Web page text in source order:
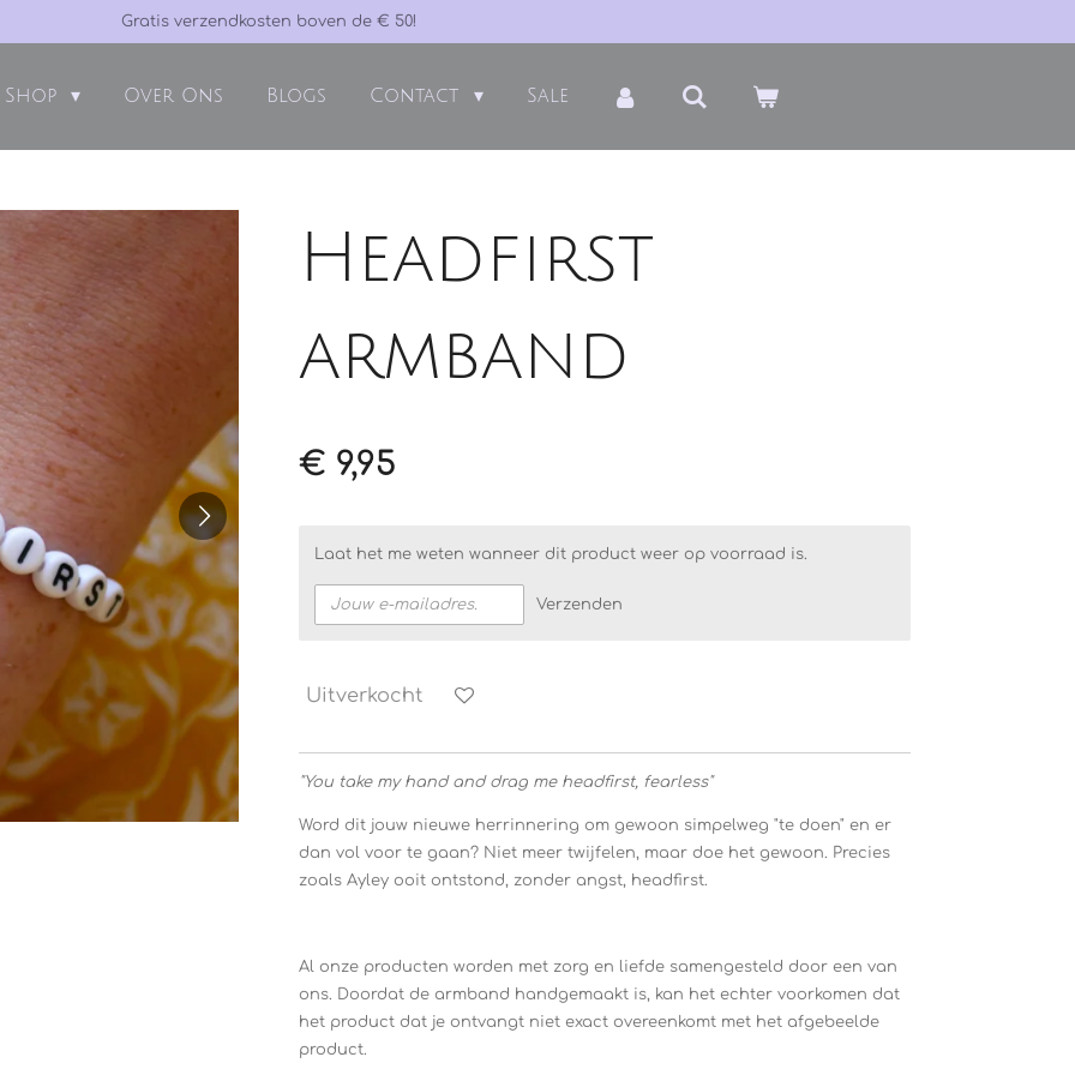
Gratis verzendkosten boven de € 50!
Shop Over Ons Blogs Contact Sale
Headfirst
armband
€ 9,95
Laat het me weten wanneer dit product weer op voorraad is.
Verzenden
Uitverkocht
"You take my hand and drag me headfirst, fearless"
Word dit jouw nieuwe herrinnering om gewoon simpelweg "te doen" en er
dan vol voor te gaan? Niet meer twijfelen, maar doe het gewoon. Precies
zoals Ayley ooit ontstond, zonder angst, headfirst.
Al onze producten worden met zorg en liefde samengesteld door een van
ons. Doordat de armband handgemaakt is, kan het echter voorkomen dat
het product dat je ontvangt niet exact overeenkomt met het afgebeelde
product.